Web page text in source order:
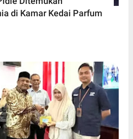
di Kamar Kedai Parfum